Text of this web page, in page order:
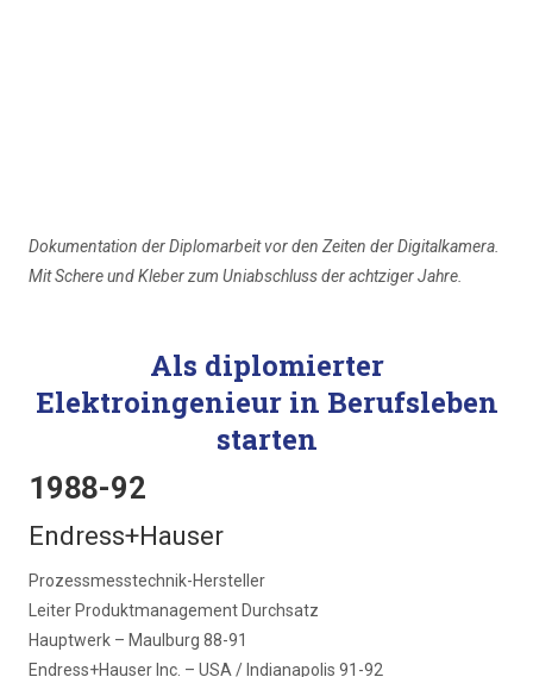
Dokumentation der Diplomarbeit vor den Zeiten der Digitalkamera.
Mit Schere und Kleber zum Uniabschluss der achtziger Jahre.
Als diplomierter
Elektroingenieur in Berufsleben
starten
1988-92
Endress+Hauser
Prozessmesstechnik-Hersteller
Leiter Produktmanagement Durchsatz
Hauptwerk – Maulburg 88-91
Endress+Hauser Inc. – USA / Indianapolis 91-92